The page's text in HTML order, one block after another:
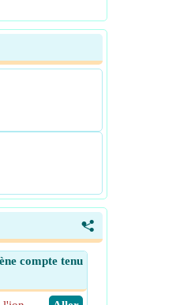
<
compte tenu